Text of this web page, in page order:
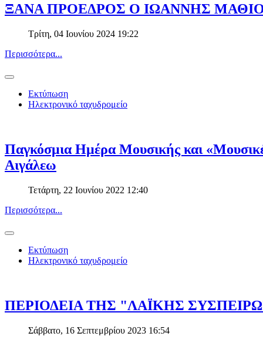
ΞΑΝΑ ΠΡΟΕΔΡΟΣ Ο ΙΩΑΝΝΗΣ
Τρίτη, 04 Ιουνίου 2024 19:22
Περισσότερα...
Εκτύπωση
Ηλεκτρονικό ταχυδρομείο
Παγκόσμια Ημέρα Μουσικής και
Αιγάλεω
Τετάρτη, 22 Ιουνίου 2022 12:40
Περισσότερα...
Εκτύπωση
Ηλεκτρονικό ταχυδρομείο
ΠΕΡΙΟΔΕΙΑ ΤΗΣ "ΛΑΪΚΗΣ
Σάββατο, 16 Σεπτεμβρίου 2023 16:54